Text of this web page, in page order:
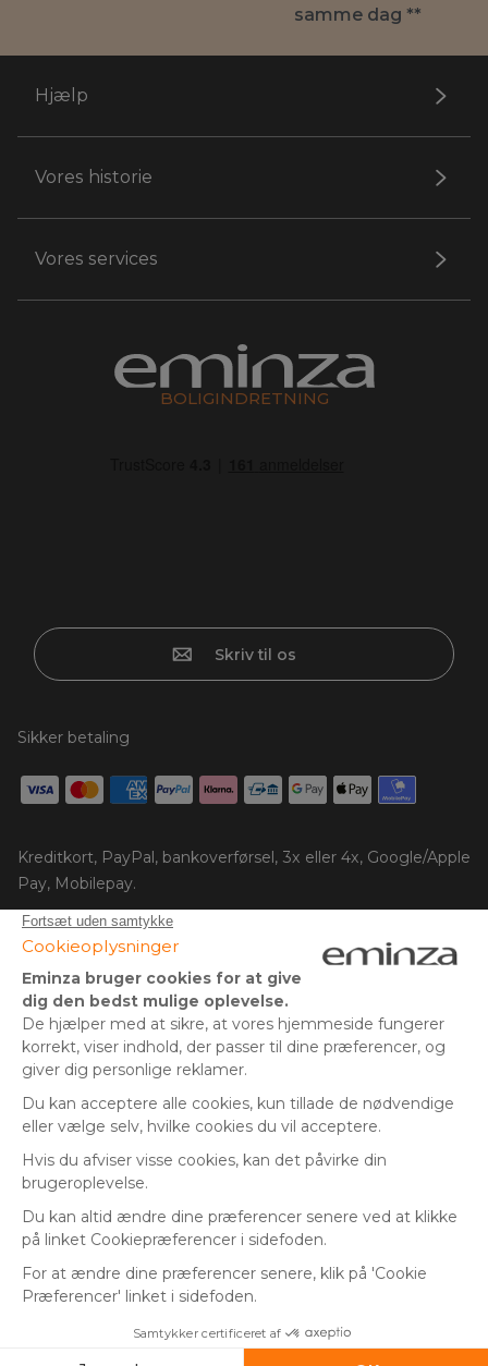
samme dag **
Hjælp
Vores historie
Vores services
BOLIGINDRETNING
Skriv til os
Sikker betaling
Kreditkort, PayPal, bankoverførsel, 3x eller 4x, Google/Apple
Pay, Mobilepay.
Følg os på:
© Copyright 2025 Eminza | Alle rettigheder forbeholdes |
FRANKRIG
ITALIEN
TYSKLAND
SCHWEIZ
DNK
* Du har 30 dage (fra modtagelsen eller afhentningen af din
pakke) til at returnere produkter og få refunderet dit beløb.
Gælder ikke store pakker.
(undtagen økonomisk levering)